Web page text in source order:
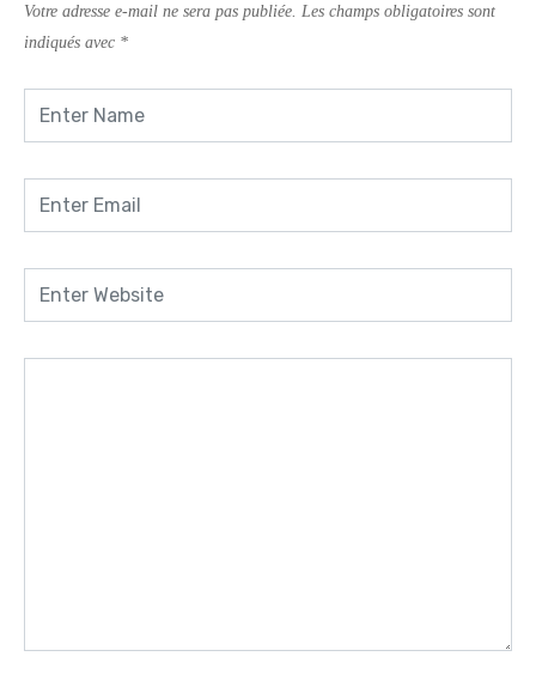
Votre adresse e-mail ne sera pas publiée. Les champs obligatoires sont
indiqués avec *